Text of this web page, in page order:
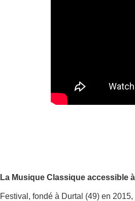
La Musique Classique accessible
Festival, fondé à Durtal (49) en